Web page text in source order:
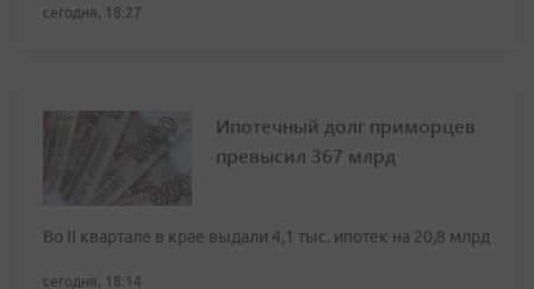
сегодня, 18:27
Ипотечный долг приморцев
превысил 367 млрд
Во II квартале в крае выдали 4,1 тыс. ипотек на 20,8 млрд
сегодня, 18:14